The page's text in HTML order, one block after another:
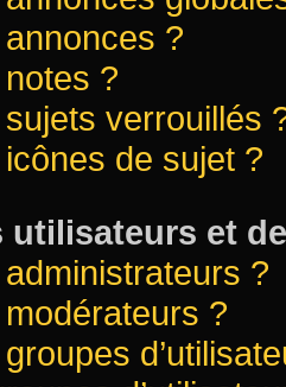
?
?
verrouillés
de sujet ?
utilisateurs et
?
?